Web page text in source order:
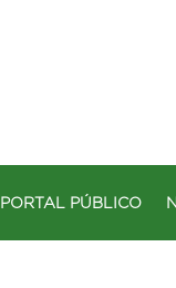
PORTAL PÚBLICO